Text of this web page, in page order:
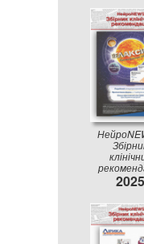
АРХИВ
2025